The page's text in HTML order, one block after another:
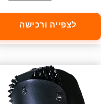
לצפייה ורכישה